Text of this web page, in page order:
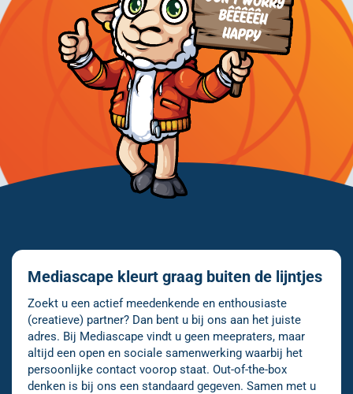
Mediascape kleurt graag buiten de lijntjes
Zoekt u een actief meedenkende en enthousiaste
(creatieve) partner? Dan bent u bij ons aan het juiste
adres. Bij Mediascape vindt u geen meepraters, maar
altijd een open en sociale samenwerking waarbij het
persoonlijke contact voorop staat. Out-of-the-box
denken is bij ons een standaard gegeven. Samen met u